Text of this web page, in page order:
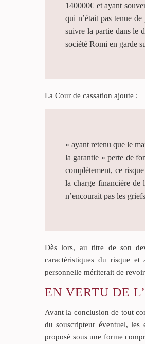
140000€ et ayant
qui n’était pas tenue
suivre la partie dans le
société Romi en garde
La Cour de cassation ajoute :
« ayant retenu que le
la garantie « perte de
complètement, ce
la charge financière de
n’encourait pas les
Dès lors, au titre de son
caractéristiques du risque et
personnelle mériterait de
EN VERTU DE
Avant la conclusion de tout
du souscripteur éventuel,
proposé sous une forme